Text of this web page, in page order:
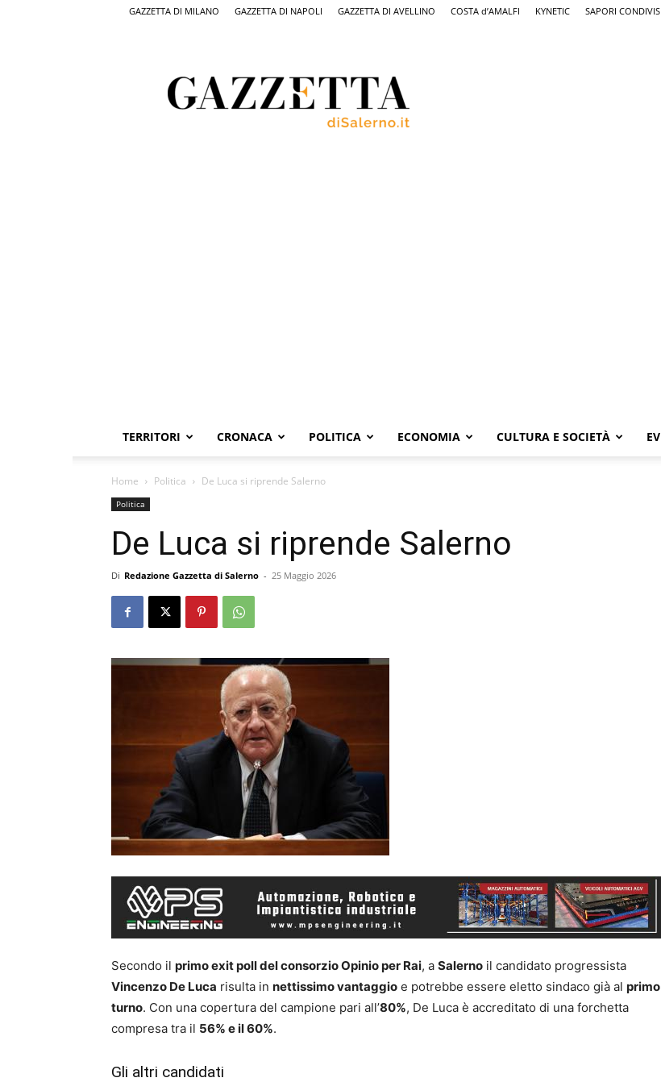
GAZZETTA DI MILANO GAZZETTA DI NAPOLI GAZZETTA DI AVELLINO COSTA d’AMALFI KYNETIC SAPORI CONDIVISI
Salerno,
il
quotidiano
TERRITORI CRONACA POLITICA ECONOMIA CULTURA E SOCIETÀ
Home Politica De Luca si riprende Salerno
Politica
De Luca si riprende Salerno
Di Redazione Gazzetta di Salerno - 25 Maggio 2026
Secondo il primo exit poll del consorzio Opinio per Rai, a Salerno il candidato progressista
Vincenzo De Luca risulta in nettissimo vantaggio e potrebbe essere eletto sindaco già al primo
turno. Con una copertura del campione pari all’80%, De Luca è accreditato di una forchetta
compresa tra il 56% e il 60%.
Gli altri candidati